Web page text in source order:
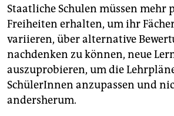
Staatliche Schulen müssen mehr
Freiheiten erhalten, um ihr
variieren, über alternative
nachdenken zu können, neue
auszuprobieren, um die
SchülerInnen anzupassen und
andersherum.